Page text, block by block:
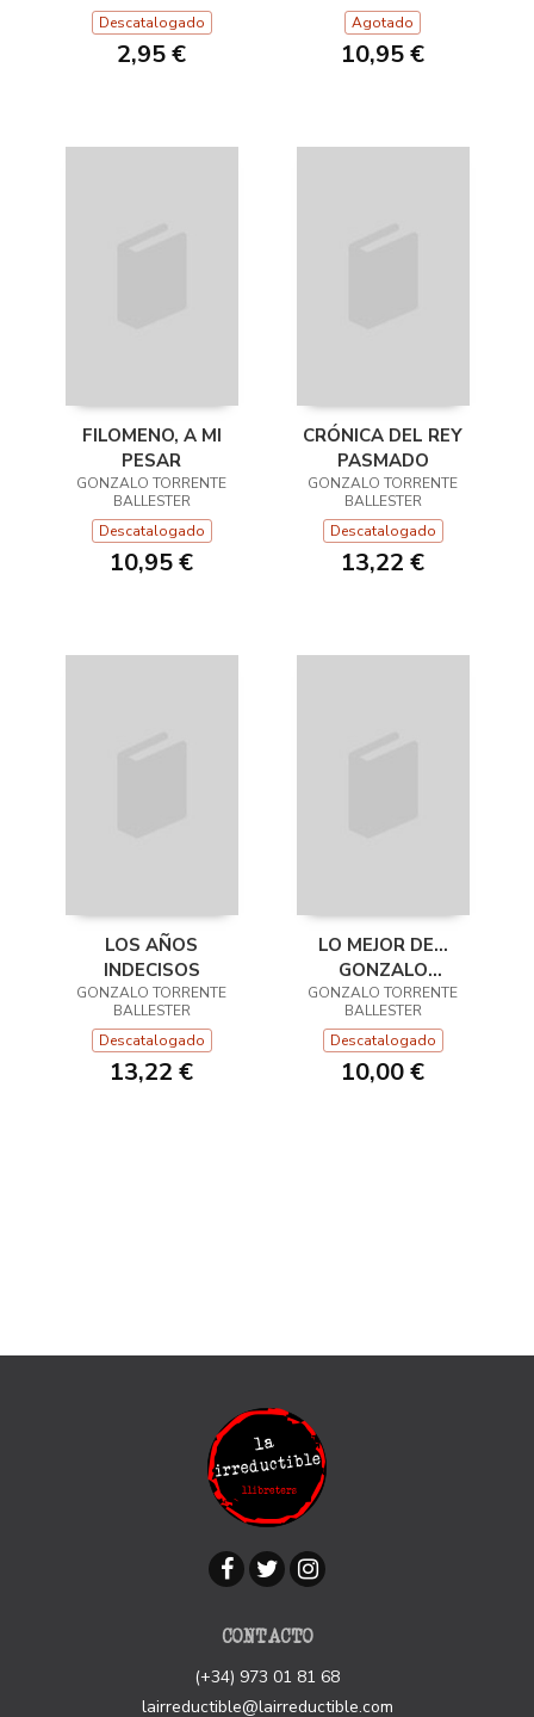
Descatalogado
2,95 €
Agotado
10,95 €
FILOMENO, A MI
PESAR
GONZALO TORRENTE
BALLESTER
Descatalogado
10,95 €
CRÓNICA DEL REY
PASMADO
GONZALO TORRENTE
BALLESTER
Descatalogado
13,22 €
LOS AÑOS
INDECISOS
GONZALO TORRENTE
BALLESTER
Descatalogado
13,22 €
LO MEJOR DE...
GONZALO
TORRENTE
BALLESTER
GONZALO TORRENTE
BALLESTER
Descatalogado
10,00 €
CONTACTO
(+34) 973 01 81 68
lairreductible@lairreductible.com